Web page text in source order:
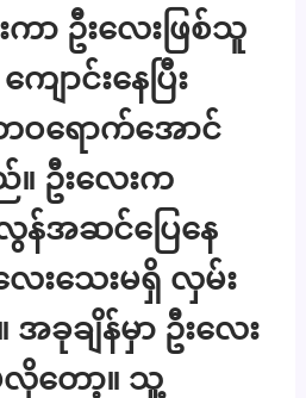
ကာ ဦးလေးဖြစ်သူ
ောင်းနေပြီး
ဝရောက်အောင်
။ ဦးလေးက
လွန်အဆင်ပြေနေ
းသေးမရှိ လှမ်း
ချိန်မှာ ဦးလေး
တော့။ သူ့